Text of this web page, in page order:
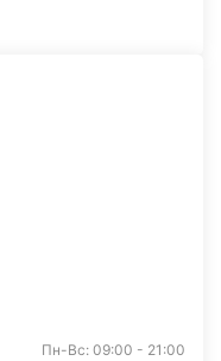
Пн-Вс: 09:00 - 21:00